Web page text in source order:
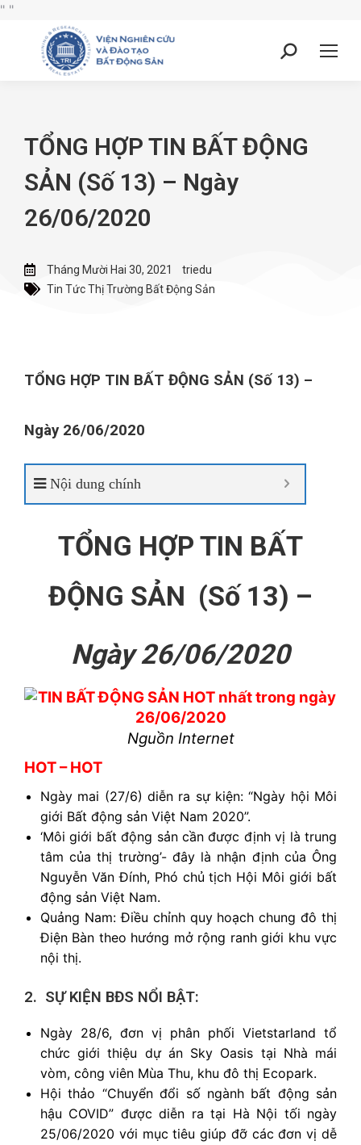
" "
TỔNG HỢP TIN BẤT ĐỘNG
SẢN (Số 13) – Ngày
26/06/2020
Tháng Mười Hai 30, 2021
triedu
Tin Tức Thị Trường Bất Động Sản
TỔNG HỢP TIN BẤT ĐỘNG SẢN (Số 13) –
Ngày 26/06/2020
Nội dung chính
TỔNG HỢP TIN BẤT
ĐỘNG SẢN (Số 13) –
Ngày 26/06/2020
Nguồn Internet
HOT – HOT
Ngày mai (27/6) diễn ra sự kiện: “Ngày hội Môi
giới Bất động sản Việt Nam 2020”.
‘Môi giới bất động sản cần được định vị là trung
tâm của thị trường’- đây là nhận định của Ông
Nguyễn Văn Đính, Phó chủ tịch Hội Môi giới bất
động sản Việt Nam.
Quảng Nam: Điều chỉnh quy hoạch chung đô thị
Điện Bàn theo hướng mở rộng ranh giới khu vực
nội thị.
2. SỰ KIỆN BĐS NỔI BẬT:
Ngày 28/6, đơn vị phân phối Vietstarland tổ
chức giới thiệu dự án Sky Oasis tại Nhà mái
vòm, công viên Mùa Thu, khu đô thị Ecopark.
Hội thảo “Chuyển đổi số ngành bất động sản
hậu COVID” được diễn ra tại Hà Nội tối ngày
25/06/2020 với mục tiêu giúp đỡ các đơn vị dễ